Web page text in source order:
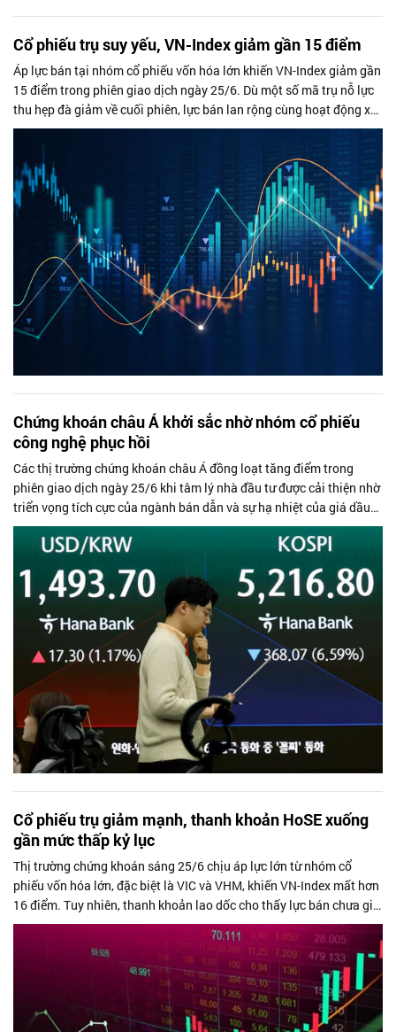
Cổ phiếu trụ suy yếu, VN-Index giảm gần 15 điểm
Áp lực bán tại nhóm cổ phiếu vốn hóa lớn khiến VN-Index giảm gần
15 điểm trong phiên giao dịch ngày 25/6. Dù một số mã trụ nỗ lực
thu hẹp đà giảm về cuối phiên, lực bán lan rộng cùng hoạt động xả
ròng...
Chứng khoán châu Á khởi sắc nhờ nhóm cổ phiếu
công nghệ phục hồi
Các thị trường chứng khoán châu Á đồng loạt tăng điểm trong
phiên giao dịch ngày 25/6 khi tâm lý nhà đầu tư được cải thiện nhờ
triển vọng tích cực của ngành bán dẫn và sự hạ nhiệt của giá dầu
thế giới.
Cổ phiếu trụ giảm mạnh, thanh khoản HoSE xuống
gần mức thấp kỷ lục
Thị trường chứng khoán sáng 25/6 chịu áp lực lớn từ nhóm cổ
phiếu vốn hóa lớn, đặc biệt là VIC và VHM, khiến VN-Index mất hơn
16 điểm. Tuy nhiên, thanh khoản lao dốc cho thấy lực bán chưa gia
tăng, trong...